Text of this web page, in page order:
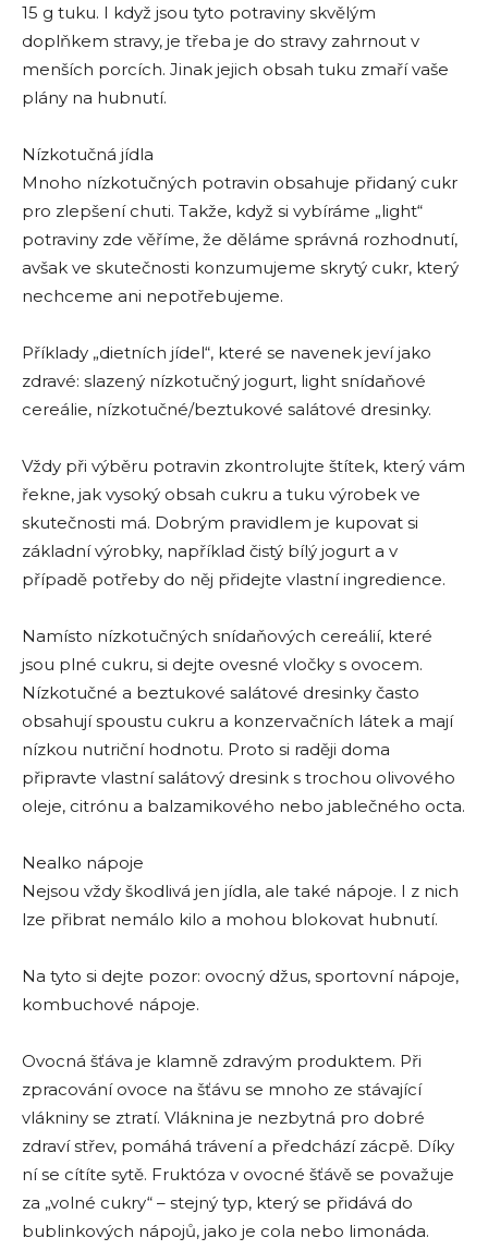
15 g tuku. I když jsou tyto potraviny skvělým
doplňkem stravy, je třeba je do stravy zahrnout v
menších porcích. Jinak jejich obsah tuku zmaří vaše
plány na hubnutí.
Nízkotučná jídla
Mnoho nízkotučných potravin obsahuje přidaný cukr
pro zlepšení chuti. Takže, když si vybíráme „light“
potraviny zde věříme, že děláme správná rozhodnutí,
avšak ve skutečnosti konzumujeme skrytý cukr, který
nechceme ani nepotřebujeme.
Příklady „dietních jídel“, které se navenek jeví jako
zdravé: slazený nízkotučný jogurt, light snídaňové
cereálie, nízkotučné/beztukové salátové dresinky.
Vždy při výběru potravin zkontrolujte štítek, který vám
řekne, jak vysoký obsah cukru a tuku výrobek ve
skutečnosti má. Dobrým pravidlem je kupovat si
základní výrobky, například čistý bílý jogurt a v
případě potřeby do něj přidejte vlastní ingredience.
Namísto nízkotučných snídaňových cereálií, které
jsou plné cukru, si dejte ovesné vločky s ovocem.
Nízkotučné a beztukové salátové dresinky často
obsahují spoustu cukru a konzervačních látek a mají
nízkou nutriční hodnotu. Proto si raději doma
připravte vlastní salátový dresink s trochou olivového
oleje, citrónu a balzamikového nebo jablečného octa.
Nealko nápoje
Nejsou vždy škodlivá jen jídla, ale také nápoje. I z nich
lze přibrat nemálo kilo a mohou blokovat hubnutí.
Na tyto si dejte pozor: ovocný džus, sportovní nápoje,
kombuchové nápoje.
Ovocná šťáva je klamně zdravým produktem. Při
zpracování ovoce na šťávu se mnoho ze stávající
vlákniny se ztratí. Vláknina je nezbytná pro dobré
zdraví střev, pomáhá trávení a předchází zácpě. Díky
ní se cítíte sytě. Fruktóza v ovocné šťávě se považuje
za „volné cukry“ – stejný typ, který se přidává do
bublinkových nápojů, jako je cola nebo limonáda.